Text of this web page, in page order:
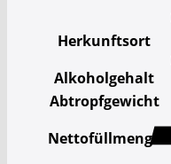
Herkunftsort
Alkoholgehalt
Abtropfgewicht
Nettofüllmenge